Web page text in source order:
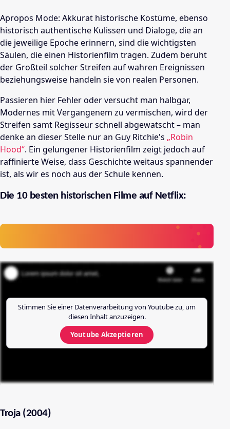
Apropos Mode: Akkurat historische Kostüme, ebenso
historisch authentische Kulissen und Dialoge, die an
die jeweilige Epoche erinnern, sind die wichtigsten
Säulen, die einen Historienfilm tragen. Zudem beruht
der Großteil solcher Streifen auf wahren Ereignissen
beziehungsweise handeln sie von realen Personen.
Passieren hier Fehler oder versucht man halbgar,
Modernes mit Vergangenem zu vermischen, wird der
Streifen samt Regisseur schnell abgewatscht – man
denke an dieser Stelle nur an Guy Ritchie's „Robin
Hood“. Ein gelungener Historienfilm zeigt jedoch auf
raffinierte Weise, dass Geschichte weitaus spannender
ist, als wir es noch aus der Schule kennen.
Die 10 besten historischen Filme auf Netflix:
Stimmen Sie einer Datenverarbeitung von Youtubezu, um
diesen Inhalt anzuzeigen.
Youtube Akzeptieren
Troja (2004)